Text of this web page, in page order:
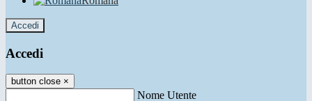
Accedi
Accedi
button close ×
Nome Utente